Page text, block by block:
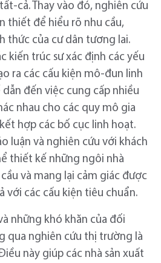
cả. Thay vào đó, nghiên cứu
thiết để hiểu rõ nhu cầu,
thức của cư dân tương lai.
kiến ​​trúc sư xác định các yếu
ra các cấu kiện mô-đun linh
đến việc cung cấp nhiều
nhau cho các quy mô gia
hợp các bố cục linh hoạt.
luận và nghiên cứu với khách
thiết kế những ngôi nhà
và mang lại cảm giác được
với các cấu kiện tiêu chuẩn.
những khó khăn của đối
qua nghiên cứu thị trường là
này giúp các nhà sản xuất